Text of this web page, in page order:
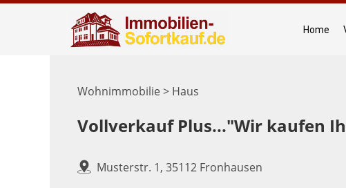
Home
Wohnimmobilie > Haus
Vollverkauf Plus..."Wir kaufen
Musterstr. 1, 35112 Fronhausen